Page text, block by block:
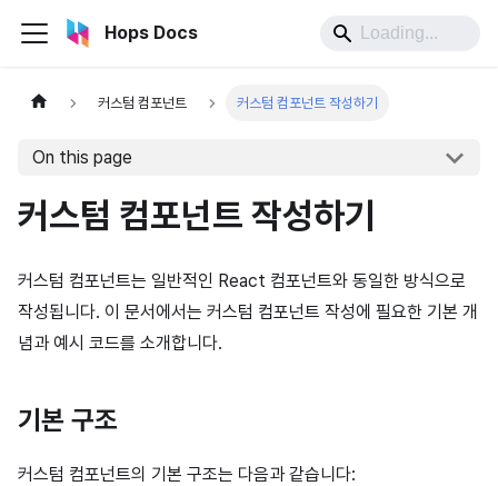
Hops Docs
커스텀 컴포넌트 커스텀 컴포넌트 작성하기
On this page
커스텀 컴포넌트 작성하기
커스텀 컴포넌트는 일반적인 React 컴포넌트와 동일한 방식으로
작성됩니다. 이 문서에서는 커스텀 컴포넌트 작성에 필요한 기본 개
념과 예시 코드를 소개합니다.
기본 구조
커스텀 컴포넌트의 기본 구조는 다음과 같습니다: